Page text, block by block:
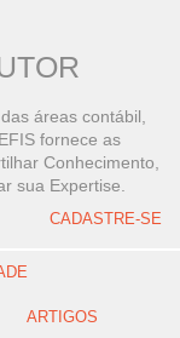
áreas contábil,
fornece as
Conhecimento,
sua Expertise.
CADASTRE-SE
ARTIGOS